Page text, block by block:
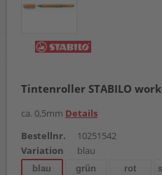
Tintenroller STABILO
ca. 0,5mm Details
Bestellnr.
10251542
Variation
blau
blau grün rot